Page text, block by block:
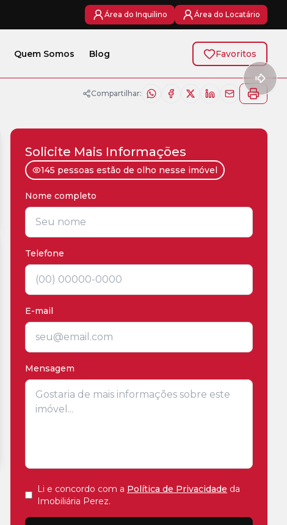
Área do Inquilino Área do Locatário
Quem Somos Blog Favoritos
Compartilhar:
Solicite Mais Informações
145 pessoas estão de olho nesse imóvel
Nome completo
Telefone
E-mail
Mensagem
Li e concordo com a Política de Privacidade da
Imobiliária Perez.